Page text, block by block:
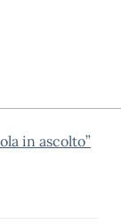
in ascolto”